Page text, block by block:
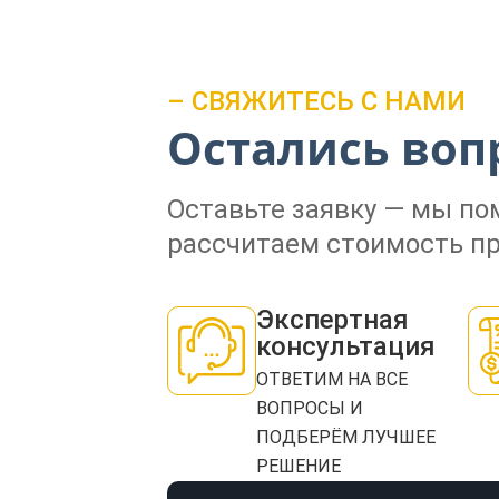
– СВЯЖИТЕСЬ С НАМИ
Остались
Оставьте заявку — мы
рассчитаем стоимость
Экспертная
консультация
ОТВЕТИМ НА ВСЕ
ВОПРОСЫ И
ПОДБЕРЁМ ЛУЧШЕЕ
РЕШЕНИЕ